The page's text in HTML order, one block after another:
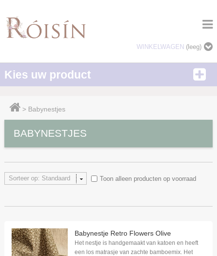
WINKELWAGEN (leeg)
Kies uw product
> Babynestjes
BABYNESTJES
Sorteer op: Standaard Toon alleen producten op voorraad
Babynestje Retro Flowers Olive
Het nestje is handgemaakt van katoen en heeft
een los matrasje van zachte bamboemix. Het